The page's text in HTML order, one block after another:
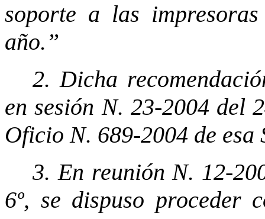
soporte a las
año.”
2. Dicha
en sesión N. 23-2004 del
Oficio N. 689-2004 de esa
3. En reunión N. 12-
6º, se dispuso proceder